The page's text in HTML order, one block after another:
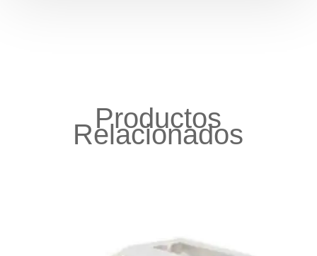
Productos
Relacionados